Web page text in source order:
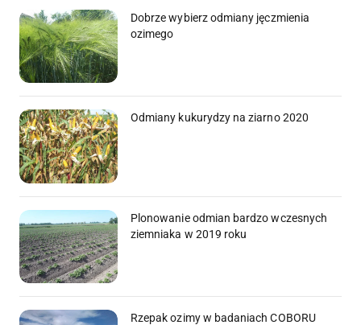
Dobrze wybierz odmiany jęczmienia
ozimego
Odmiany kukurydzy na ziarno 2020
Plonowanie odmian bardzo wczesnych
ziemniaka w 2019 roku
Rzepak ozimy w badaniach COBORU